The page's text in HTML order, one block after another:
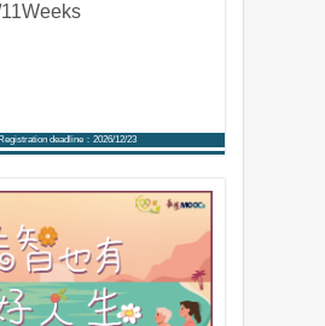
Registration deadline：2026/12/23